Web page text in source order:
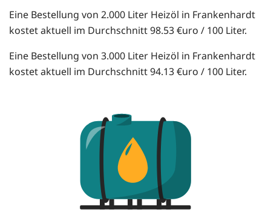
Eine Bestellung von 2.000 Liter Heizöl in Frankenhardt
kostet aktuell im Durchschnitt 98.53 €uro / 100 Liter.
Eine Bestellung von 3.000 Liter Heizöl in Frankenhardt
kostet aktuell im Durchschnitt 94.13 €uro / 100 Liter.